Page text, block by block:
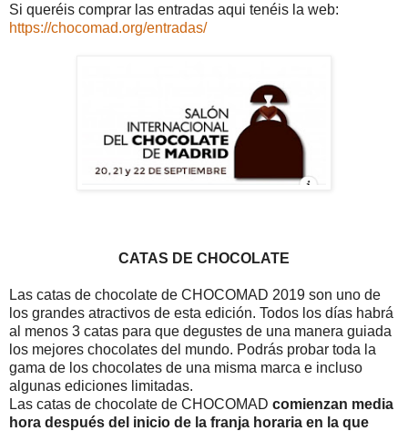
Si queréis comprar las entradas aqui tenéis la web:
https://chocomad.org/entradas/
CATAS DE CHOCOLATE
Las catas de chocolate de CHOCOMAD 2019 son uno de
los grandes atractivos de esta edición. Todos los días habrá
al menos 3 catas para que degustes de una manera guiada
los mejores chocolates del mundo. Podrás probar toda la
gama de los chocolates de una misma marca e incluso
algunas ediciones limitadas.
Las catas de chocolate de CHOCOMAD comienzan media
hora después del inicio de la franja horaria en la que